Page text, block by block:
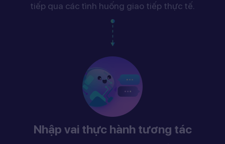
tiếp qua các tình huống giao tiếp thực tế.
Nhập vai thực hành tương tác